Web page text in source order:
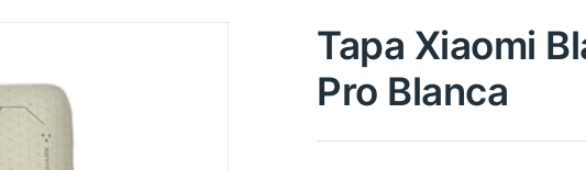
Tapa Xiaomi
Pro Blanca